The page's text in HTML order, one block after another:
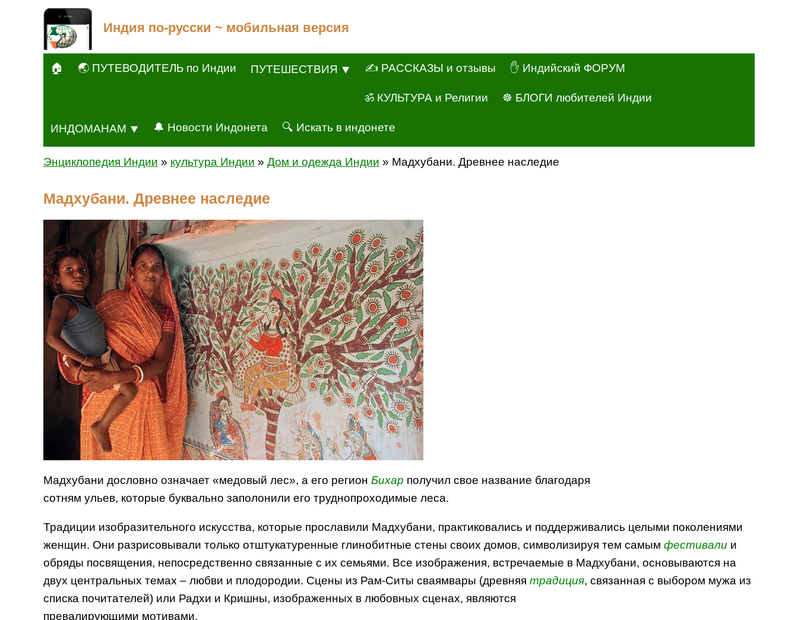
Индия по-русски ~ мобильная версия
🏠 🌏 ПУТЕВОДИТЕЛЬ по Индии ПУТЕШЕСТВИЯ ⯆ ✍ РАССКАЗЫ и отзывы ✋ Индийский ФОРУМ
ॐ КУЛЬТУРА и Религии ☸ БЛОГИ любителей Индии
ИНДОМАНАМ ⯆ 🔔 Новости Индонета 🔍 Искать в индонете
Энциклопедия Индии » культура Индии » Дом и одежда Индии » Мадхубани. Древнее наследие
Мадхубани. Древнее наследие
Мадхубани дословно означает «медовый лес», а его регион Бихар получил свое название благодаря
сотням ульев, которые буквально заполонили его труднопроходимые леса.
Традиции изобразительного искусства, которые прославили Мадхубани, практиковались и поддерживались целыми поколениями
женщин. Они разрисовывали только отштукатуренные глинобитные стены своих домов, символизируя тем самым фестивали и
обряды посвящения, непосредственно связанные с их семьями. Все изображения, встречаемые в Мадхубани, основываются на
двух центральных темах – любви и плодородии. Сцены из Рам-Ситы сваямвары (древняя традиция, связанная с выбором мужа из
списка почитателей) или Радхи и Кришны, изображенных в любовных сценах, являются
превалирующими мотивами.